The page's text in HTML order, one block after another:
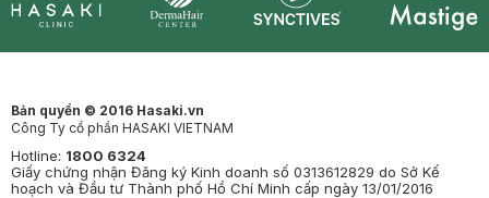
Bản quyền © 2016 Hasaki.vn
Công Ty cổ phần HASAKI VIETNAM
Hotline: 1800 6324
Giấy chứng nhận Đăng ký Kinh doanh số 0313612829 do Sở Kế
hoạch và Đầu tư Thành phố Hồ Chí Minh cấp ngày 13/01/2016